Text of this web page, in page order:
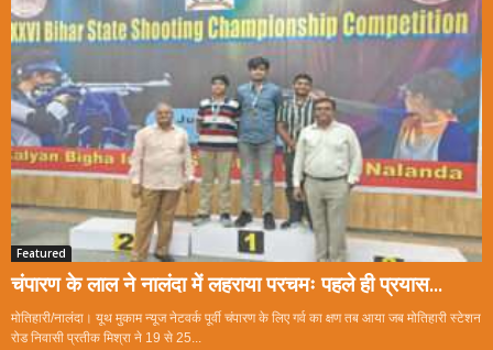
Featured
चंपारण के लाल ने नालंदा में लहराया परचमः पहले ही प्रयास...
मोतिहारी/नालंदा। यूथ मुकाम न्यूज नेटवर्क पूर्वी चंपारण के लिए गर्व का क्षण तब आया जब मोतिहारी स्टेशन
रोड निवासी प्रतीक मिश्रा ने 19 से 25...